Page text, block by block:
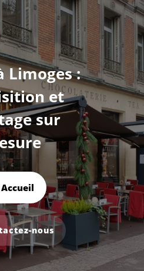
Limoges :
et
sur
Accueil
nous